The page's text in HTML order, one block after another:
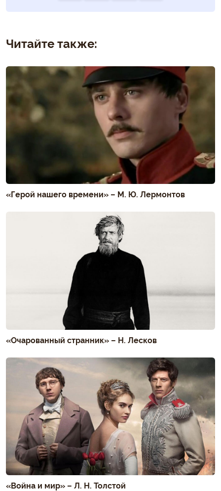
Читайте также:
«Герой нашего времени» – М. Ю. Лермонтов
«Очарованный странник» – Н. Лесков
«Война и мир» – Л. Н. Толстой